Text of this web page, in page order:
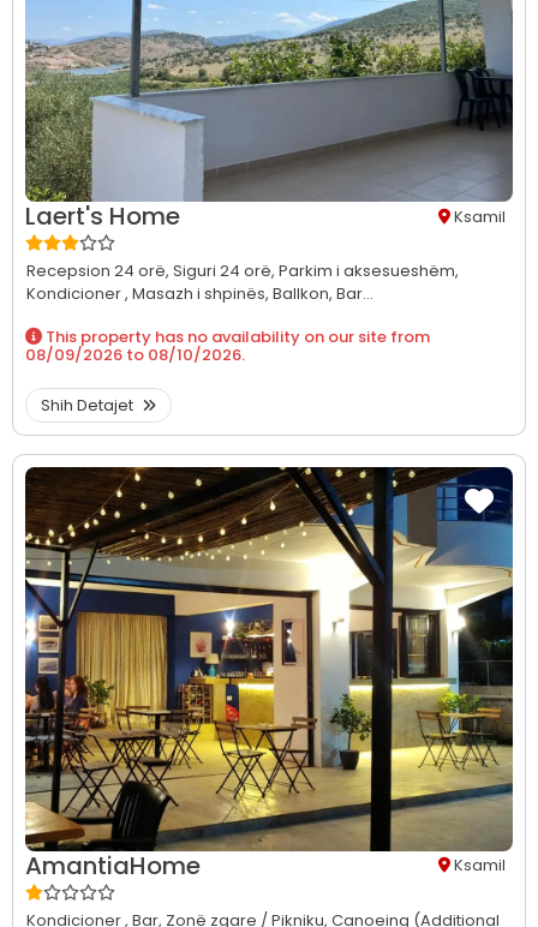
Laert's Home Ksamil
Recepsion 24 orë, Siguri 24 orë, Parkim i aksesueshëm,
Kondicioner , Masazh i shpinës, Ballkon, Bar...
This property has no availability on our site from
08/09/2026 to 08/10/2026.
Shih Detajet
AmantiaHome Ksamil
Kondicioner , Bar, Zonë zgare / Pikniku, Canoeing (Additional